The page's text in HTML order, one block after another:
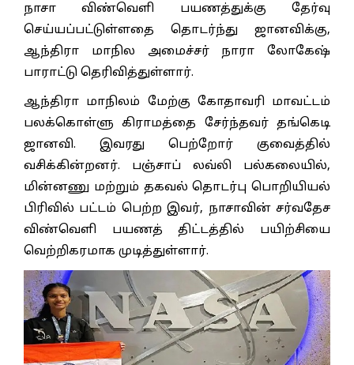
நாசா விண்வெளி பயணத்துக்கு தேர்வு
செய்யப்பட்டுள்ளதை தொடர்ந்து ஜானவிக்கு,
ஆந்திரா மாநில அமைச்சர் நாரா லோகேஷ்
பாராட்டு தெரிவித்துள்ளார்.
ஆந்திரா மாநிலம் மேற்கு கோதாவரி மாவட்டம்
பலக்கொள்ளு கிராமத்தை சேர்ந்தவர் தங்கெடி
ஜானவி. இவரது பெற்றோர் குவைத்தில்
வசிக்கின்றனர். பஞ்சாப் லவ்லி பல்கலையில்,
மின்னணு மற்றும் தகவல் தொடர்பு பொறியியல்
பிரிவில் பட்டம் பெற்ற இவர், நாசாவின் சர்வதேச
விண்வெளி பயணத் திட்டத்தில் பயிற்சியை
வெற்றிகரமாக முடித்துள்ளார்.